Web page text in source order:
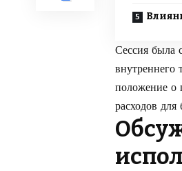
Сессия была
внутреннего
положение о
расходов для